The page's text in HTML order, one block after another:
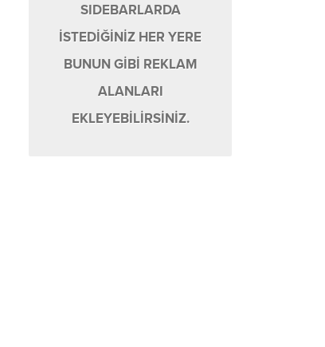
SIDEBARLARDA
İSTEDİĞİNİZ HER YERE
BUNUN GİBİ REKLAM
ALANLARI
EKLEYEBİLİRSİNİZ.